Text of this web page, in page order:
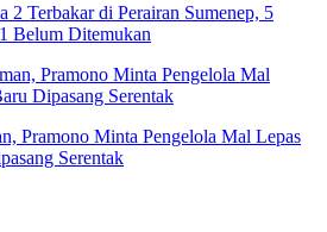
2 Terbakar di Perairan Sumenep, 5
Belum Ditemukan
Pramono Minta Pengelola Mal Lepas
Serentak